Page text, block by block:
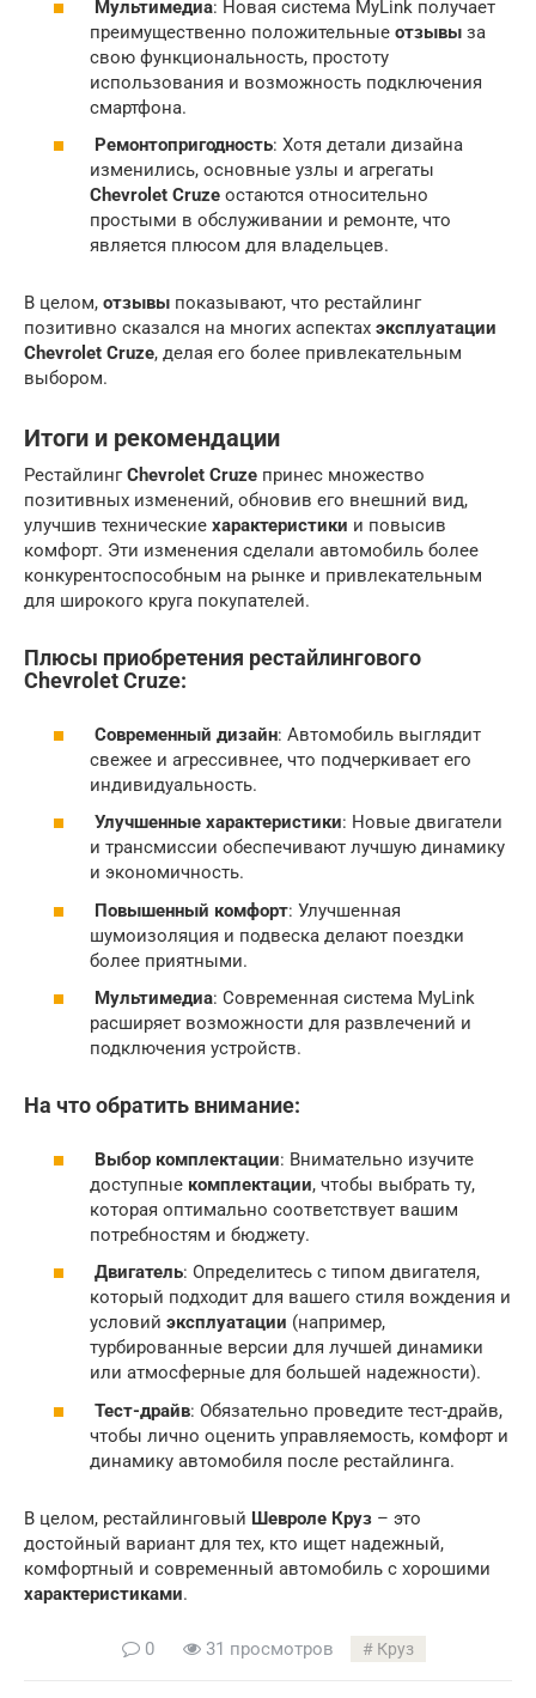
Мультимедиа: Новая система MyLink получает
преимущественно положительные отзывы за
свою функциональность, простоту
использования и возможность подключения
смартфона.
Ремонтопригодность: Хотя детали дизайна
изменились, основные узлы и агрегаты
Chevrolet Cruze остаются относительно
простыми в обслуживании и ремонте, что
является плюсом для владельцев.
В целом, отзывы показывают, что рестайлинг
позитивно сказался на многих аспектах эксплуатации
Chevrolet Cruze, делая его более привлекательным
выбором.
Итоги и рекомендации
РестайлингChevrolet Cruze принес множество
позитивных изменений, обновив его внешний вид,
улучшив технические характеристики и повысив
комфорт. Эти изменения сделали автомобиль более
конкурентоспособным на рынке и привлекательным
для широкого круга покупателей.
Плюсы приобретения рестайлингового
Chevrolet Cruze:
Современный дизайн: Автомобиль выглядит
свежее и агрессивнее, что подчеркивает его
индивидуальность.
Улучшенные характеристики: Новые двигатели
и трансмиссии обеспечивают лучшую динамику
и экономичность.
Повышенный комфорт: Улучшенная
шумоизоляция и подвеска делают поездки
более приятными.
Мультимедиа: Современная система MyLink
расширяет возможности для развлечений и
подключения устройств.
На что обратить внимание:
Выбор комплектации: Внимательно изучите
доступные комплектации, чтобы выбрать ту,
которая оптимально соответствует вашим
потребностям и бюджету.
Двигатель: Определитесь с типом двигателя,
который подходит для вашего стиля вождения и
условий эксплуатации (например,
турбированные версии для лучшей динамики
или атмосферные для большей надежности).
Тест-драйв: Обязательно проведите тест-драйв,
чтобы лично оценить управляемость, комфорт и
динамику автомобиля после рестайлинга.
В целом, рестайлинговый Шевроле Круз – это
достойный вариант для тех, кто ищет надежный,
комфортный и современный автомобиль с хорошими
характеристиками.
0 31 просмотров Круз